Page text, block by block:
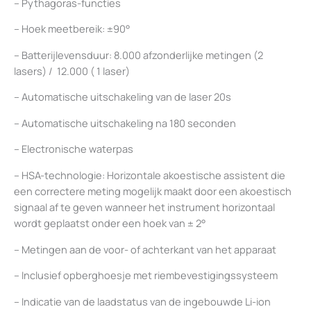
– Hoek meetbereik: ±90°
– Batterijlevensduur: 8.000 afzonderlijke metingen (2
lasers) / 12.000 ( 1 laser)
– Automatische uitschakeling van de laser 20s
– Automatische uitschakeling na 180 seconden
– Electronische waterpas
– HSA-technologie: Horizontale akoestische assistent die
een correctere meting mogelijk maakt door een akoestisch
signaal af te geven wanneer het instrument horizontaal
wordt geplaatst onder een hoek van ± 2°
– Metingen aan de voor- of achterkant van het apparaat
– Inclusief opberghoesje met riembevestigingssysteem
– Indicatie van de laadstatus van de ingebouwde Li-ion